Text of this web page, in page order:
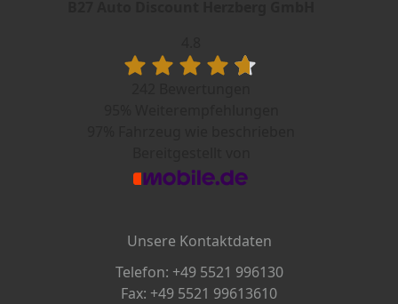
Unsere Kontaktdaten
Telefon: +49 5521 996130
Fax: +49 5521 99613610